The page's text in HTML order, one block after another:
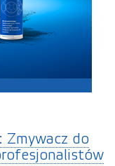
Zmywacz do